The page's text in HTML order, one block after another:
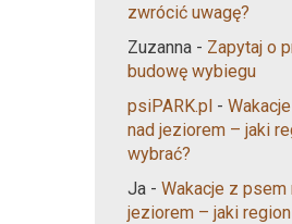
zwrócić uwagę?
Zuzanna - Zapytaj o
budowę wybiegu
psiPARK.pl -
nad jeziorem – jaki
wybrać?
Ja - Wakacje z psem
jeziorem – jaki